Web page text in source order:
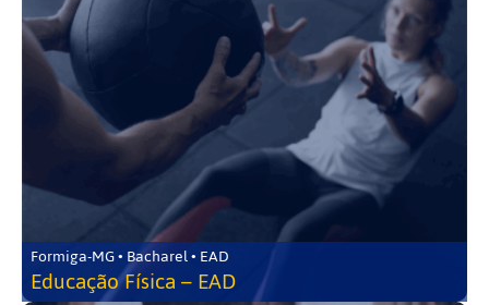
Formiga-MG • Bacharel • EAD
Educação Física – EAD